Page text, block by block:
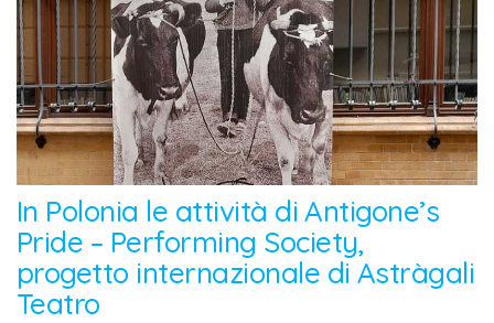
In Polonia le attività di Antigone’s
Pride – Performing Society,
progetto internazionale di Astràgali
Teatro